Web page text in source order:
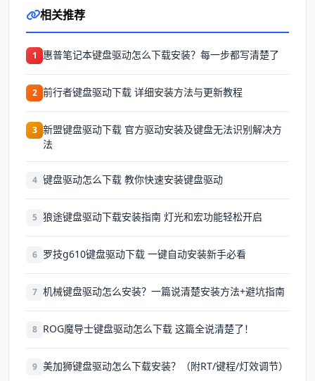
相关推荐
1 惠普笔记本键盘驱动怎么下载安装？每一步都写清楚了
2 前行者键盘驱动下载 详细安装方法与更新教程
3 新盟键盘驱动下载 官方驱动安装及键盘无法识别解决方
法
4 键盘驱动怎么下载 教你快速安装键盘驱动
5 狼途键盘驱动下载安装指南 灯光和宏功能轻松开启
6 罗技g610键盘驱动下载 一键自动安装新手必看
7 机械键盘驱动怎么安装？一篇说清楚安装方法+避坑指南
8 ROG魔导士键盘驱动怎么下载 这篇全说清楚了！
9 美加狮键盘驱动怎么下载安装？（附RT/键程/灯效调节）